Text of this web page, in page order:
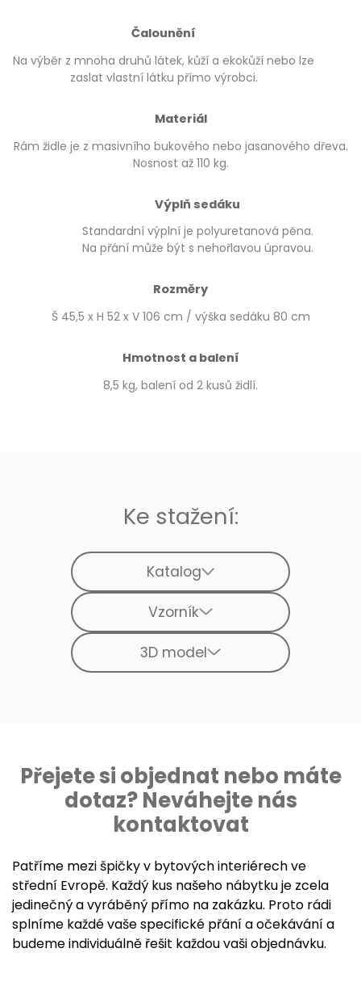
Čalounění
Na výběr z mnoha druhů látek, kůží a ekokůží nebo lze
zaslat vlastní látku přímo výrobci.
Materiál
Rám židle je z masivního bukového nebo jasanového dřeva.
Nosnost až 110 kg.
Výplň sedáku
Standardní výplní je polyuretanová pěna.
Na přání může být s nehořlavou úpravou.
Rozměry
Š 45,5 x H 52 x V 106 cm / výška sedáku 80 cm
Hmotnost a balení
8,5 kg, balení od 2 kusů židlí.
Ke stažení:
Katalog
Vzorník
3D model
Přejete si objednat nebo máte
dotaz? Neváhejte nás
kontaktovat
Patříme mezi špičky v bytových interiérech ve
střední Evropě. Každý kus našeho nábytku je zcela
jedinečný a vyráběný přímo na zakázku. Proto rádi
splníme každé vaše specifické přání a očekávání a
budeme individuálně řešit každou vaši objednávku.